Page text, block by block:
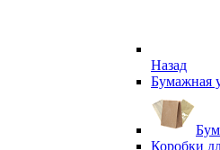
Назад
Бумажная
Коробки